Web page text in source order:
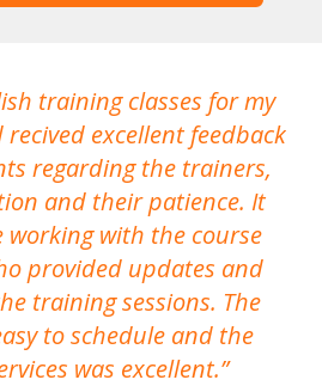
training classes for my
excellent feedback
regarding the trainers,
and their patience. It
working with the course
provided updates and
training sessions. The
to schedule and the
was excellent.